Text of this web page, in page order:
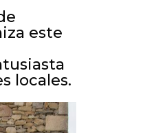
este
locales.